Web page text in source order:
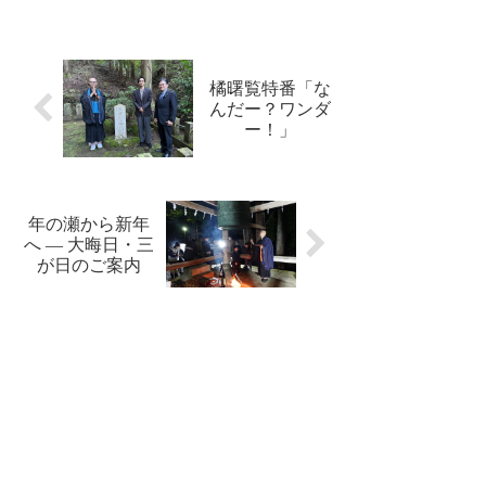
いらっしゃり、大変
楽しみにされて来ら
れたとの事。「住職
は、今は皆...
橘曙覧特番「な
んだー？ワンダ
ー！」
年の瀬から新年
へ ― 大晦日・三
が日のご案内